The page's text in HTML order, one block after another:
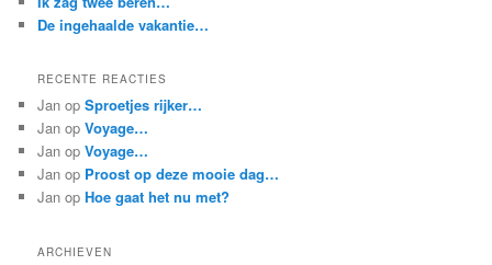
De ingehaalde vakantie…
RECENTE REACTIES
Jan opSproetjes rijker…
Jan opVoyage…
Jan opVoyage…
Jan op Proost op deze mooie dag…
Jan opHoe gaat het nu met?
ARCHIEVEN